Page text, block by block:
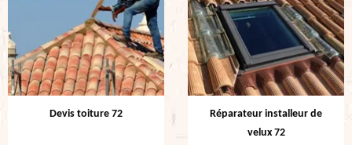
Devis toiture 72
Réparateur installeur de
velux 72